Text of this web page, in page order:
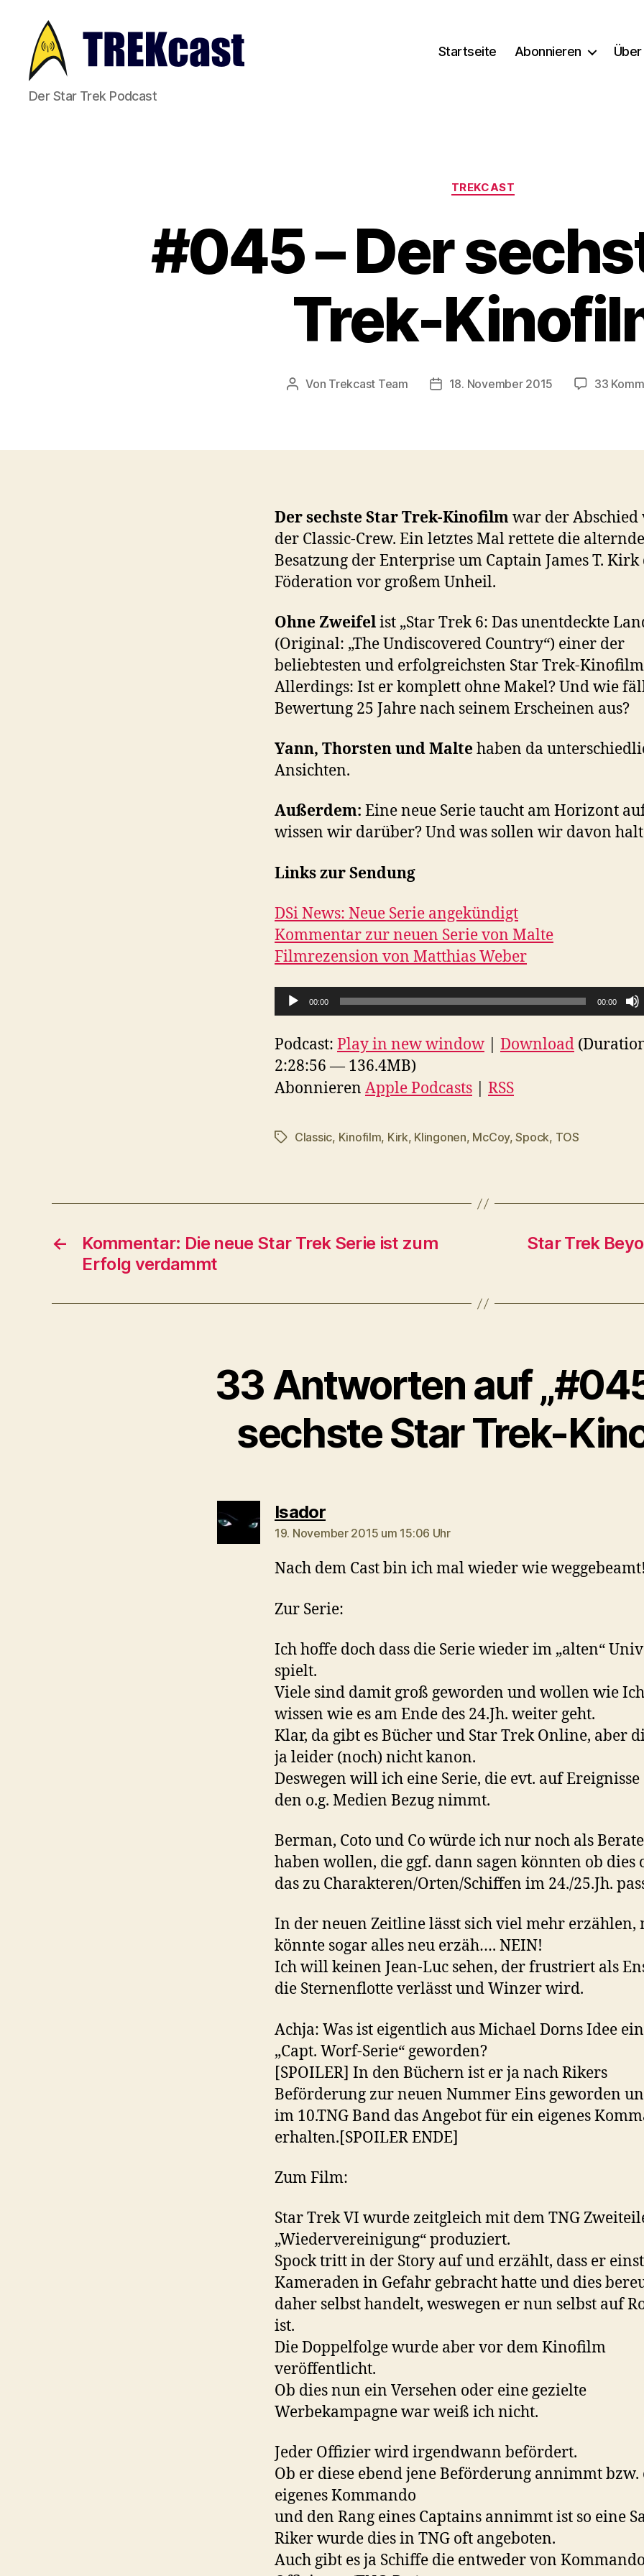
Trekcast
Der Star Trek Podcast
Startseite Abonnieren
Kategorien
TREKCAST
#045 – Der
Trek-
Beitragsautor
Von Trekcast Team Veröffentlichungsdatum
18. November 2015 33
Der sechste Star Trek-Kinofilmwar der Abschied
der Classic-Crew. Ein letztes Mal rettete die alternde
Besatzung der Enterprise um Captain James T. Kirk
Föderation vor großem Unheil.
Ohne Zweifelist „Star Trek 6: Das unentdeckte
(Original: „The Undiscovered Country“) einer der
beliebtesten und erfolgreichsten Star Trek-
Allerdings: Ist er komplett ohne Makel? Und wie
Bewertung 25 Jahre nach seinem Erscheinen aus?
Yann, Thorsten und Maltehaben da
Ansichten.
Außerdem: Eine neue Serie taucht am Horizont
wissen wir darüber? Und was sollen wir davon
Links zur Sendung
DSi News: Neue Serie angekündigt
Kommentar zur neuen Serie von Malte
Filmrezension von Matthias Weber
u
d
i
o
P
r
00:00 00:00
t
Podcast: Play in new window Download
2:28:56 — 136.4MB)
Abonnieren Apple Podcasts RSS
Schlagwörter
Classic, Kinofilm, Kirk, Klingonen, McCoy,Spock, TOS
←
Kommentar: Die neue Star Trek Serie ist zum
Erfolg verdammt
Star Trek
33 Antworten auf
sechste Star Trek-
Isadorsagt:
19. November 2015 um 15:06 Uhr
Nach dem Cast bin ich mal wieder wie weggebeamt!
Zur Serie:
Ich hoffe doch dass die Serie wieder im „alten“
spielt.
Viele sind damit groß geworden und wollen wie Ich
wissen wie es am Ende des 24.Jh. weiter geht.
Klar, da gibt es Bücher und Star Trek Online, aber
ja leider (noch) nicht kanon.
Deswegen will ich eine Serie, die evt. auf Ereignisse
den o.g. Medien Bezug nimmt.
Berman, Coto und Co würde ich nur noch als
haben wollen, die ggf. dann sagen könnten ob dies
das zu Charakteren/Orten/Schiffen im 24./25.Jh.
In der neuen Zeitline lässt sich viel mehr erzählen,
könnte sogar alles neu erzäh…. NEIN!
Ich will keinen Jean-Luc sehen, der frustriert als
die Sternenflotte verlässt und Winzer wird.
Achja: Was ist eigentlich aus Michael Dorns Idee
„Capt. Worf-Serie“ geworden?
[SPOILER] In den Büchern ist er ja nach Rikers
Beförderung zur neuen Nummer Eins geworden
im 10.TNG Band das Angebot für ein eigenes
erhalten.[SPOILER ENDE]
Zum Film:
Star Trek VI wurde zeitgleich mit dem TNG
„Wiedervereinigung“ produziert.
Spock tritt in der Story auf und erzählt, dass er
Kameraden in Gefahr gebracht hatte und dies
daher selbst handelt, weswegen er nun selbst auf
ist.
Die Doppelfolge wurde aber vor dem Kinofilm
veröffentlicht.
Ob dies nun ein Versehen oder eine gezielte
Werbekampagne war weiß ich nicht.
Jeder Offizier wird irgendwann befördert.
Ob er diese ebend jene Beförderung annimmt bzw.
eigenes Kommando
und den Rang eines Captains annimmt ist so eine
Riker wurde dies in TNG oft angeboten.
Auch gibt es ja Schiffe die entweder von